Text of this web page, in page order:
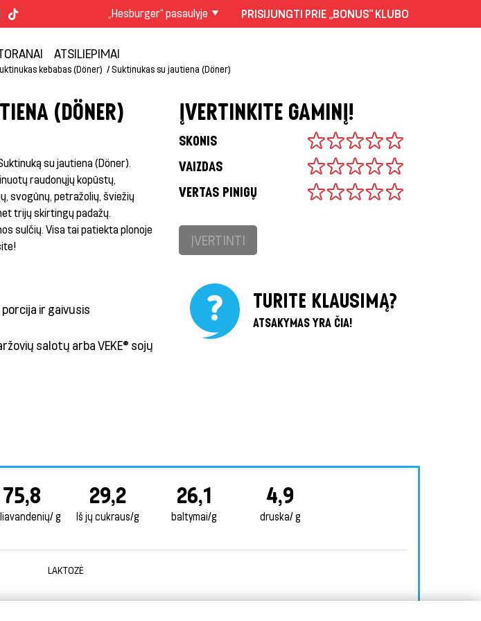
„Hesburger“ pasaulyje PRISIJUNGTI PRIE „BONUS“ KLUBO
ATSILIEPIMAI
kebabas (Döner) Suktinukas su jautiena (Döner)
(DÖNER)
su jautiena (Döner)
raudonųjų kopūstų,
svogūnų, petražolių, šviežių
trijų skirtingų padažų.
sulčių. Visa tai patiekta plonoje
ir gaivusis
salotų arba VEKE® sojų
ĮVERTINKITE GAMINĮ!
SKONIS
VAIZDAS
VERTAS PINIGŲ
ĮVERTINTI
TURITE KLAUSIMĄ?
ATSAKYMAS YRA ČIA!
75,8
g
29,2
Iš jų cukraus/g
26,1
baltymai/g
4,9
druska/ g
LAKTOZĖ